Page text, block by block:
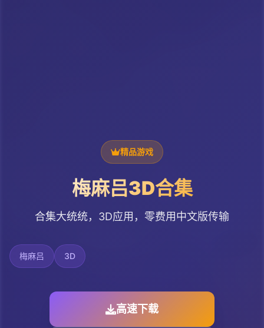
精品游戏
梅麻吕3D合集
合集大统统，3D应用，零费用中文版传输
梅麻吕 3D
高速下载